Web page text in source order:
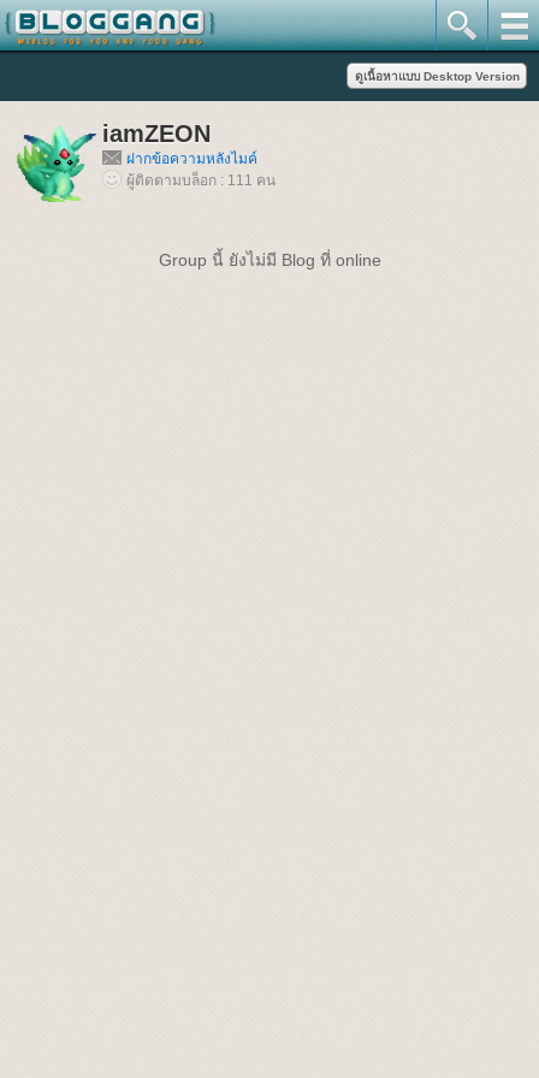
iamZEON
ฝากข้อความหลังไมค์
ผู้ติดตามบล็อก : 111 คน
Group นี้ ยังไม่มี Blog ที่ online